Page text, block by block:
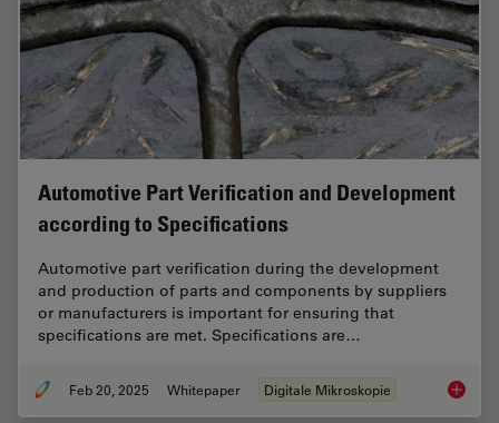
Automotive Part Verification and Development
according to Specifications
Automotive part verification during the development
and production of parts and components by suppliers
or manufacturers is important for ensuring that
specifications are met. Specifications are…
Feb 20, 2025 Whitepaper Digitale Mikroskopie